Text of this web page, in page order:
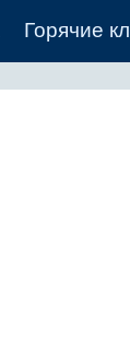
Горячие